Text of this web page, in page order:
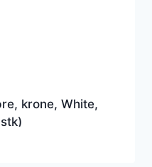
krone, White,